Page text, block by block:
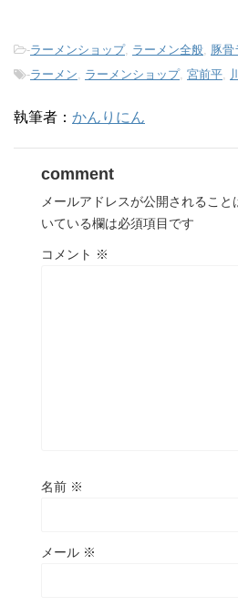
-ラーメンショップ, ラーメン全般, 豚骨
-ラーメン, ラーメンショップ, 宮前平,
執筆者： かんりにん
comment
メールアドレスが公開されること
いている欄は必須項目です
コメント ※
名前 ※
メール ※